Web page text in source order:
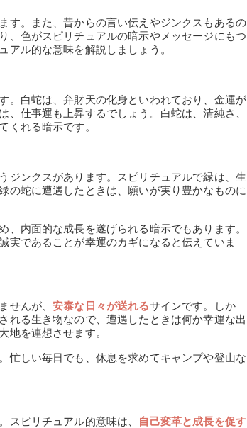
す。また、昔からの言い伝えやジンクスもあるの
、色がスピリチュアルの暗示やメッセージにもつ
アル的な意味を解説しましょう。
。白蛇は、弁財天の化身といわれており、金運が
、仕事運も上昇するでしょう。白蛇は、清純さ、
くれる暗示です。
ジンクスがあります。スピリチュアルで緑は、生
の蛇に遭遇したときは、願いが実り豊かなものに
、内面的な成長を遂げられる暗示でもあります。
実であることが幸運のカギになると伝えていま
せんが、安泰な日々が送れるサインです。しか
れる生き物なので、遭遇したときは何か幸運な出
地を連想させます。
忙しい毎日でも、休息を求めてキャンプや登山な
スピリチュアル的意味は、 自己変革と成長を促す